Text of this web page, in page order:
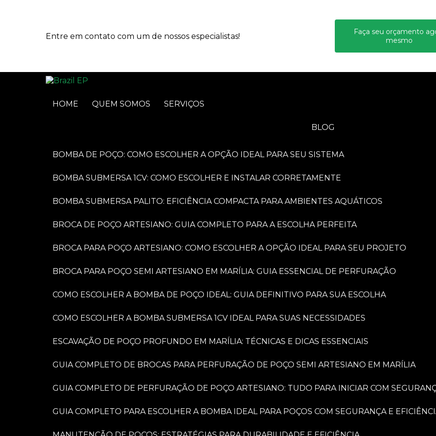
Entre em contato com um de nossos especialistas!
Faça seu orçamento
mesmo
HOME QUEM SOMOS SERVIÇOS
BLOG
BOMBA DE POÇO: COMO ESCOLHER A OPÇÃO IDEAL PARA SEU SISTEMA
BOMBA SUBMERSA 1CV: COMO ESCOLHER E INSTALAR CORRETAMENTE
BOMBA SUBMERSA PALITO: EFICIÊNCIA COMPACTA PARA AMBIENTES AQUÁTICOS
BROCA DE POÇO ARTESIANO: GUIA COMPLETO PARA A ESCOLHA PERFEITA
BROCA PARA POÇO ARTESIANO: COMO ESCOLHER A OPÇÃO IDEAL PARA SEU PROJETO
BROCA PARA POÇO SEMI ARTESIANO EM MARÍLIA: GUIA ESSENCIAL DE PERFURAÇÃO
COMO ESCOLHER A BOMBA DE POÇO IDEAL: GUIA DEFINITIVO PARA SUA ESCOLHA
COMO ESCOLHER A BOMBA SUBMERSA 1CV IDEAL PARA SUAS NECESSIDADES
ESCAVAÇÃO DE POÇO PROFUNDO EM MARÍLIA: TÉCNICAS E DICAS ESSENCIAIS
GUIA COMPLETO DE BROCAS PARA PERFURAÇÃO DE POÇO SEMI ARTESIANO EM MARÍLIA
GUIA COMPLETO DE PERFURAÇÃO DE POÇO ARTESIANO: TUDO PARA INICIAR COM
GUIA COMPLETO PARA ESCOLHER A BOMBA IDEAL PARA POÇOS COM SEGURANÇA E